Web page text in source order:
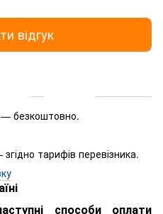
відгук
— безкоштовно.
тарифів перевізника.
способи оплати